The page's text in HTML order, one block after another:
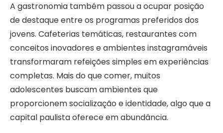
A gastronomia também passou a ocupar posição
de destaque entre os programas preferidos dos
jovens. Cafeterias temáticas, restaurantes com
conceitos inovadores e ambientes instagramáveis
transformaram refeições simples em experiências
completas. Mais do que comer, muitos
adolescentes buscam ambientes que
proporcionem socialização e identidade, algo que a
capital paulista oferece em abundância.